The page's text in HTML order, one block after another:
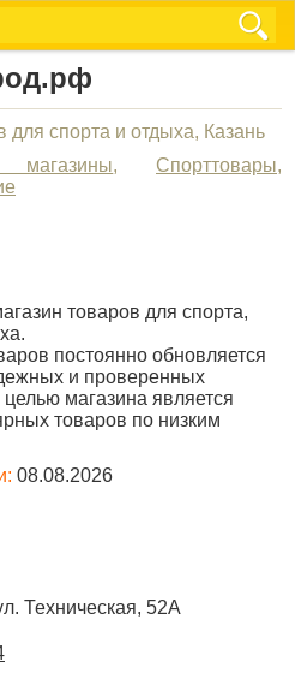
для спорта и отдыха, Казань
магазины, Спорттовары,
товаров для спорта,
постоянно обновляется
и проверенных
магазина является
товаров по низким
08.08.2026
Техническая, 52А